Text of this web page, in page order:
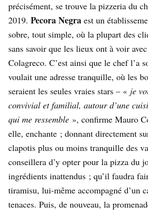
précisément, se trouve la pizzeria du
2019. Pecora Negra est un
sobre, tout simple, où la plupart des
sans savoir que les lieux ont à voir
Colagreco. C’est ainsi que le chef l’a
voulait une adresse tranquille, où les
seraient les seules vraies stars – « je
convivial et familial, autour d’une
qui me ressemble », confirme Mauro
elle, enchante ; donnant directement
clapotis plus ou moins tranquille des
conseillera d’y opter pour la pizza du
ingrédients inattendus ; qu’il faudra
tiramisu, lui-même accompagné d’un
tenaces. Puis, de nouveau, la